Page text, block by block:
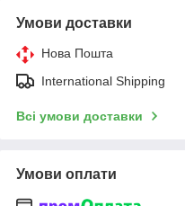
Умови доставки
Нова Пошта
International Shipping
Всі умови доставки
Умови оплати